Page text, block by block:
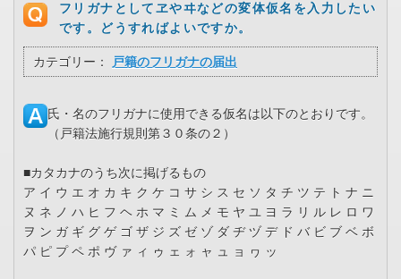
フリガナとしてヱやヰなどの変体仮名を入力したい
です。どうすればよいですか。
カテゴリー： 戸籍のフリガナの届出
氏・名のフリガナに使用できる仮名は以下のとおりです。
（戸籍法施行規則第３０条の２）
■カタカナのうち次に掲げるもの
ア イ ウ エ オ カ キ ク ケ コ サ シ ス セ ソ タ チ ツ テ ト ナ ニ
ヌ ネ ノ ハ ヒ フ ヘ ホ マ ミ ム メ モ ヤ ユ ヨ ラ リ ル レ ロ ワ
ヲ ン ガ ギ グ ゲ ゴ ザ ジ ズ ゼ ゾ ダ ヂ ヅ デ ド バ ビ ブ ベ ボ
パ ピ プ ペ ポ ヴ ァ ィ ゥ ェ ォ ャ ュ ョ ヮ ッ